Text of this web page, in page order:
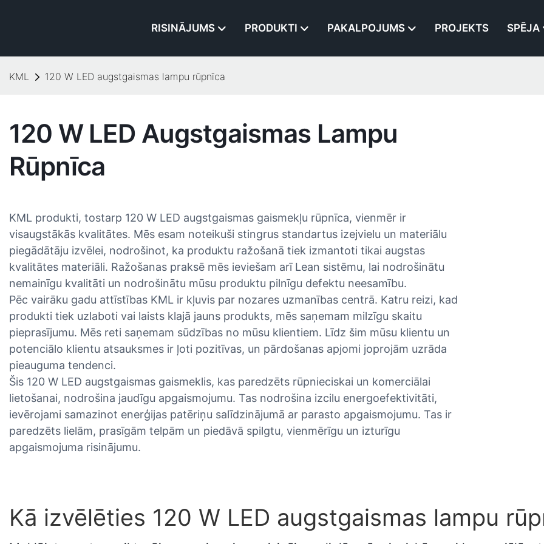
RISINĀJUMS PRODUKTI PAKALPOJUMS PROJEKTS SPĒJA
KML 120 W LED augstgaismas lampu rūpnīca
120 W LED Augstgaismas Lampu
Rūpnīca
KML produkti, tostarp 120 W LED augstgaismas gaismekļu rūpnīca, vienmēr ir
visaugstākās kvalitātes. Mēs esam noteikuši stingrus standartus izejvielu un materiālu
piegādātāju izvēlei, nodrošinot, ka produktu ražošanā tiek izmantoti tikai augstas
kvalitātes materiāli. Ražošanas praksē mēs ieviešam arī Lean sistēmu, lai nodrošinātu
nemainīgu kvalitāti un nodrošinātu mūsu produktu pilnīgu defektu neesamību.
Pēc vairāku gadu attīstības KML ir kļuvis par nozares uzmanības centrā. Katru reizi, kad
produkti tiek uzlaboti vai laists klajā jauns produkts, mēs saņemam milzīgu skaitu
pieprasījumu. Mēs reti saņemam sūdzības no mūsu klientiem. Līdz šim mūsu klientu un
potenciālo klientu atsauksmes ir ļoti pozitīvas, un pārdošanas apjomi joprojām uzrāda
pieauguma tendenci.
Šis 120 W LED augstgaismas gaismeklis, kas paredzēts rūpnieciskai un komerciālai
lietošanai, nodrošina jaudīgu apgaismojumu. Tas nodrošina izcilu energoefektivitāti,
ievērojami samazinot enerģijas patēriņu salīdzinājumā ar parasto apgaismojumu. Tas ir
paredzēts lielām, prasīgām telpām un piedāvā spilgtu, vienmērīgu un izturīgu
apgaismojuma risinājumu.
Kā izvēlēties 120 W LED augstgaismas lampu